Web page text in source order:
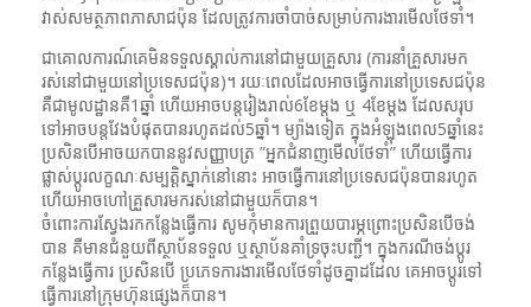
វាស់សមត្ថភាពភាសាជប៉ុន ដែលត្រូវការចាំបាច់សម្រាប់ការងារមើលថែទាំ។
ជាគោលការណ៍គេមិនទទួលស្គាល់ការនៅជាមួយគ្រួសារ (ការនាំគ្រួសារមក
រស់នៅជាមួយនៅប្រទេសជប៉ុន)។ រយៈពេលដែលអាចធ្វើការនៅប្រទេសជប៉ុន
គឺជាមូលដ្ឋានគឺ1ឆ្នាំ ហើយអាចបន្តរៀងរាល់6ខែម្ដង ឬ 4ខែម្ដង ដែលសរុប
ទៅអាចបន្តវែងបំផុតបានរហូតដល់5ឆ្នាំ។ ម្យ៉ាងទៀត ក្នុងអំឡុងពេល5ឆ្នាំនេះ
ប្រសិនបើអាចយកបាននូវសញ្ញាបត្រ ”អ្នកជំនាញមើលថែទាំ” ហើយធ្វើការ
ផ្លាស់ប្ដូរលក្ខណៈសម្បត្តិស្នាក់នៅនោះ អាចធ្វើការនៅប្រទេសជប៉ុនបានរហូត
ហើយអាចហៅគ្រួសារមករស់នៅជាមួយក៏បាន។
ចំពោះការស្វែងរកកន្លែងធ្វើការ សូមកុំមានការព្រួយបារម្ភព្រោះប្រសិនបើចង់
បាន គឺមានជំនួយពីស្ថាប័នទទួល ឬស្ថាប័នគាំទ្រចុះបញ្ជី។ ក្នុងករណីចង់ប្ដូរ
កន្លែងធ្វើការ ប្រសិនបើ ប្រភេទការងារមើលថែទាំដូចគ្នាដដែល គេអាចប្ដូរទៅ
ធ្វើការនៅក្រុមហ៊ុនផ្សេងក៏បាន។